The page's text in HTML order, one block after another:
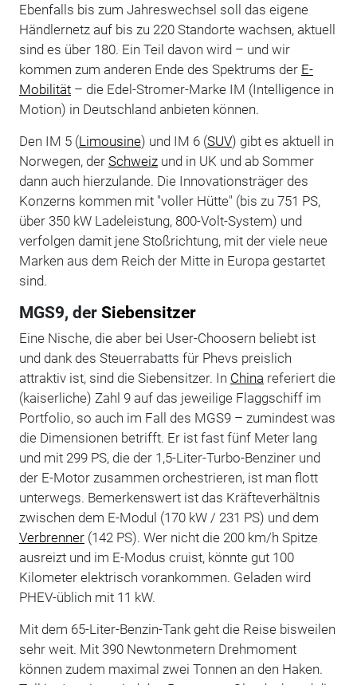
Ebenfalls bis zum Jahreswechsel soll das eigene
Händlernetz auf bis zu 220 Standorte wachsen, aktuell
sind es über 180. Ein Teil davon wird – und wir
kommen zum anderen Ende des Spektrums der E-
Mobilität– die Edel-Stromer-Marke IM (Intelligence in
Motion) in Deutschland anbieten können.
Den IM 5 (Limousine) und IM 6 (SUV) gibt es aktuell in
Norwegen, der Schweizund in UK und ab Sommer
dann auch hierzulande. Die Innovationsträger des
Konzerns kommen mit "voller Hütte" (bis zu 751 PS,
über 350 kW Ladeleistung, 800-Volt-System) und
verfolgen damit jene Stoßrichtung, mit der viele neue
Marken aus dem Reich der Mitte in Europa gestartet
sind.
MGS9, der Siebensitzer
Eine Nische, die aber bei User-Choosern beliebt ist
und dank des Steuerrabatts für Phevs preislich
attraktiv ist, sind die Siebensitzer. In China referiert die
(kaiserliche) Zahl 9 auf das jeweilige Flaggschiff im
Portfolio, so auch im Fall des MGS9 – zumindest was
die Dimensionen betrifft. Er ist fast fünf Meter lang
und mit 299 PS, die der 1,5-Liter-Turbo-Benziner und
der E-Motor zusammen orchestrieren, ist man flott
unterwegs. Bemerkenswert ist das Kräfteverhältnis
zwischen dem E-Modul (170 kW / 231 PS) und dem
Verbrenner(142 PS). Wer nicht die 200 km/h Spitze
ausreizt und im E-Modus cruist, könnte gut 100
Kilometer elektrisch vorankommen. Geladen wird
PHEV-üblich mit 11 kW.
Mit dem 65-Liter-Benzin-Tank geht die Reise bisweilen
sehr weit. Mit 390 Newtonmetern Drehmoment
können zudem maximal zwei Tonnen an den Haken.